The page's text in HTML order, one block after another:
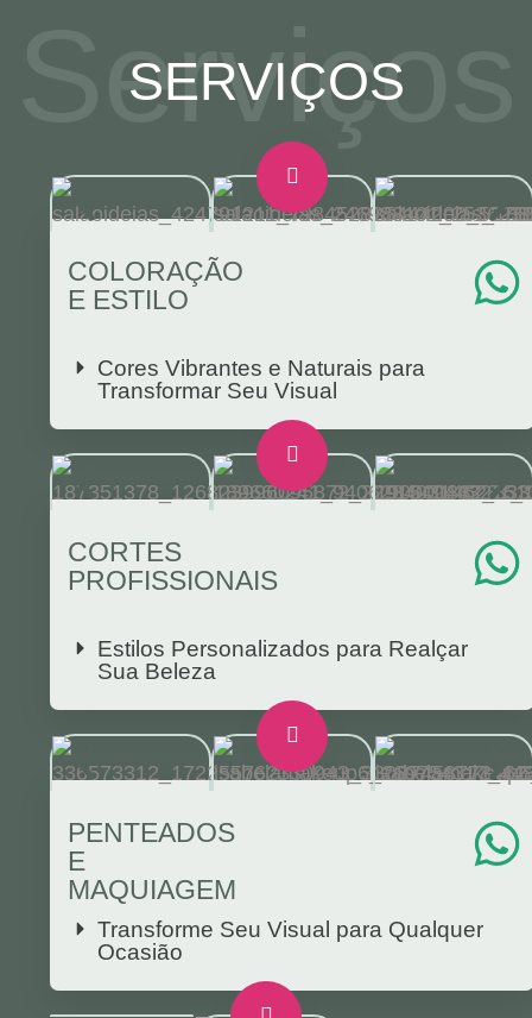
Serviços
SERVIÇOS
COLORAÇÃO
E ESTILO
Cores Vibrantes e Naturais para
Transformar Seu Visual
CORTES
PROFISSIONAIS
Estilos Personalizados para Realçar
Sua Beleza
PENTEADOS
E
MAQUIAGEM
Transforme Seu Visual para Qualquer
Ocasião